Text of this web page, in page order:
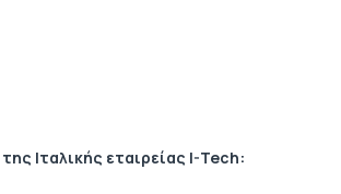
Ιταλικής εταιρείας I-Tech: